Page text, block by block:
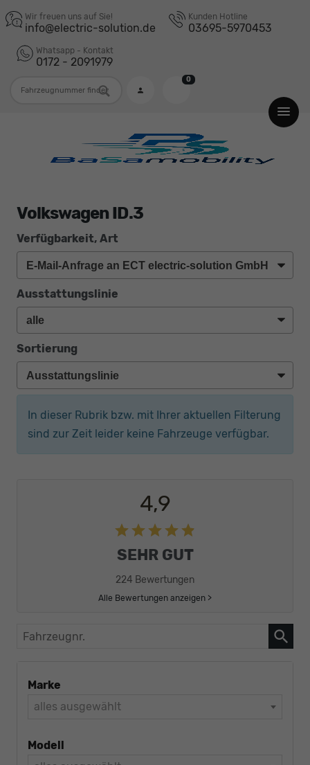
Wir freuen uns auf Sie!
info@electric-solution.de
Kunden Hotline
03695-5970453
Whatsapp - Kontakt
0172 - 2091979
0
Volkswagen ID.3
Verfügbarkeit, Art
Ausstattungslinie
Sortierung
In dieser Rubrik bzw. mit Ihrer aktuellen Filterung
sind zur Zeit leider keine Fahrzeuge verfügbar.
4,9
SEHR GUT
224 Bewertungen
Alle Bewertungen anzeigen >
Fahrzeugnr.
Marke
alles ausgewählt
Modell